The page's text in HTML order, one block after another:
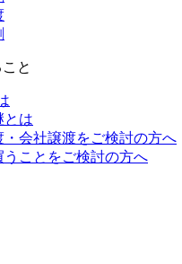
と
とは
・会社譲渡をご検討の方へ
うことをご検討の方へ